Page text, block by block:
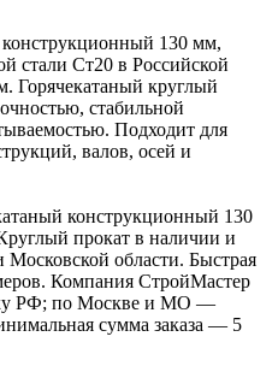
конструкционный 130 мм,
стали Ст20 в Российской
круглый
стабильной
Подходит для
валов, осей и
конструкционный 130
прокат в наличии и
Московской области. Быстрая
Компания СтройМастер
РФ; по Москве и МО —
сумма заказа — 5